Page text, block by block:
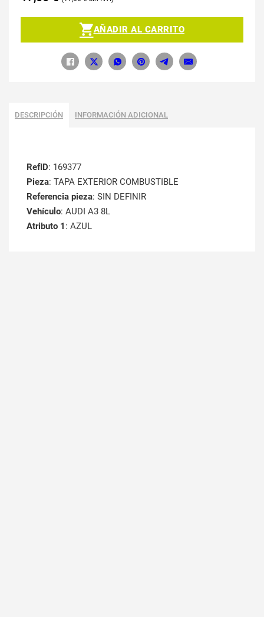
AÑADIR AL CARRITO
DESCRIPCIÓN INFORMACIÓN ADICIONAL
RefID: 169377
Pieza: TAPA EXTERIOR COMBUSTIBLE
Referencia pieza: SIN DEFINIR
Vehículo: AUDI A3 8L
Atributo 1 : AZUL